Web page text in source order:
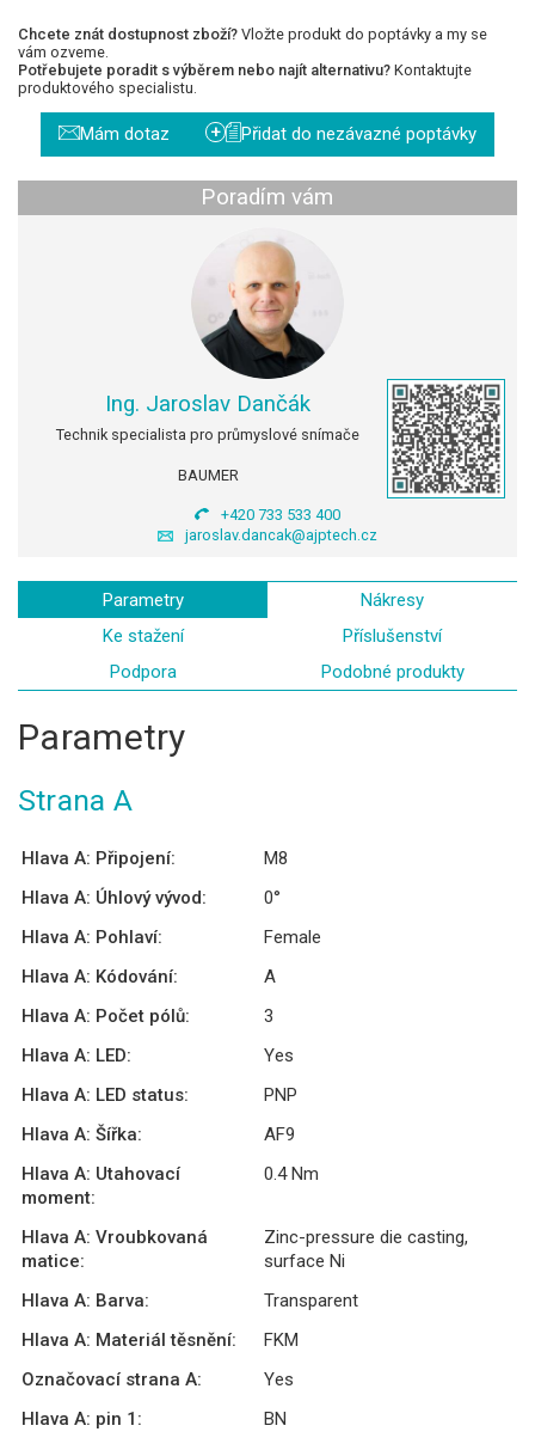
Chcete znát dostupnost zboží? Vložte produkt do poptávky a my se
vám ozveme.
Potřebujete poradit s výběrem nebo najít alternativu? Kontaktujte
produktového specialistu.
Mám dotaz + Přidat do nezávazné poptávky
Poradím vám
Ing. Jaroslav Dančák
Technik specialista pro průmyslové snímače
BAUMER
+420 733 533 400
jaroslav.dancak@ajptech.cz
Parametry
Nákresy
Ke stažení
Příslušenství
Podpora
Podobné produkty
Parametry
Strana A
Hlava A: Připojení:
M8
Hlava A: Úhlový vývod:
0°
Hlava A: Pohlaví:
Female
Hlava A: Kódování:
A
Hlava A: Počet pólů:
3
Hlava A: LED:
Yes
Hlava A: LED status:
PNP
Hlava A: Šířka:
AF9
Hlava A: Utahovací
moment:
0.4 Nm
Hlava A: Vroubkovaná
matice:
Zinc-pressure die casting,
surface Ni
Hlava A: Barva:
Transparent
Hlava A: Materiál těsnění:
FKM
Označovací strana A:
Yes
Hlava A: pin 1:
BN